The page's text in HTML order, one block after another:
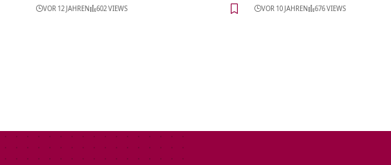
VOR 12 JAHREN 602 VIEWS VOR 10 JAHREN 676 VIEWS